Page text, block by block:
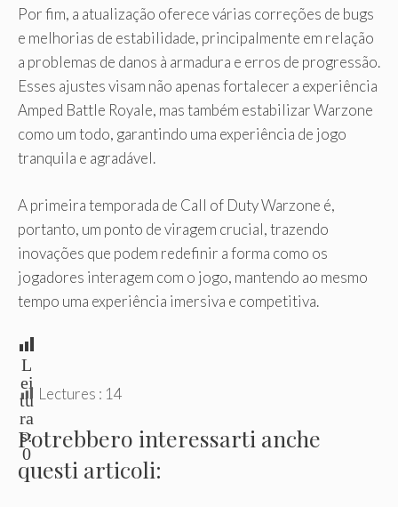
Por fim, a atualização oferece várias correções de bugs
e melhorias de estabilidade, principalmente em relação
a problemas de danos à armadura e erros de progressão.
Esses ajustes visam não apenas fortalecer a experiência
Amped Battle Royale, mas também estabilizar Warzone
como um todo, garantindo uma experiência de jogo
tranquila e agradável.
A primeira temporada de Call of Duty Warzone é,
portanto, um ponto de viragem crucial, trazendo
inovações que podem redefinir a forma como os
jogadores interagem com o jogo, mantendo ao mesmo
tempo uma experiência imersiva e competitiva.
L
ei
tu
ra
s:
0
Lectures : 14
Potrebbero interessarti anche
questi articoli: